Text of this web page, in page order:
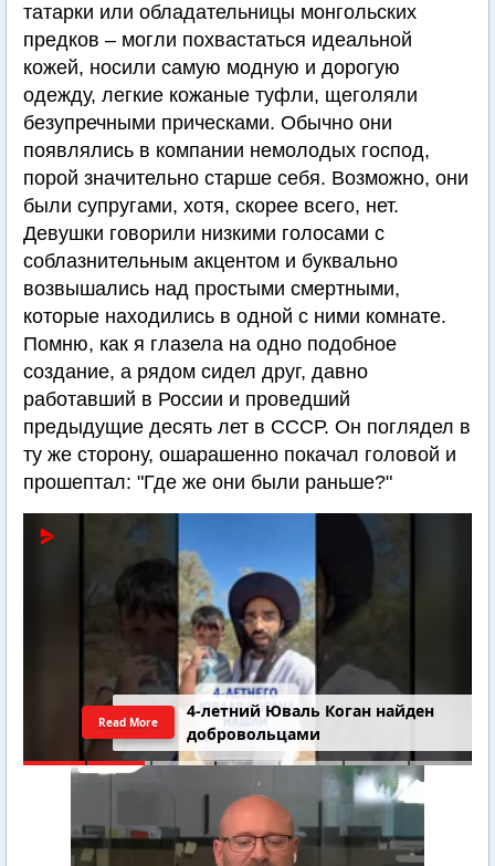
татарки или обладательницы монгольских
предков – могли похвастаться идеальной
кожей, носили самую модную и дорогую
одежду, легкие кожаные туфли, щеголяли
безупречными прическами. Обычно они
появлялись в компании немолодых господ,
порой значительно старше себя. Возможно, они
были супругами, хотя, скорее всего, нет.
Девушки говорили низкими голосами с
соблазнительным акцентом и буквально
возвышались над простыми смертными,
которые находились в одной с ними комнате.
Помню, как я глазела на одно подобное
создание, а рядом сидел друг, давно
работавший в России и проведший
предыдущие десять лет в СССР. Он поглядел в
ту же сторону, ошарашенно покачал головой и
прошептал: "Где же они были раньше?"
Последний шанс Ирана. Теракт в
Самарии // Новости Израиля.
Шарп. Финкель. Дубнов
Read More